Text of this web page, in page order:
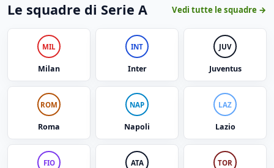
Le squadre di Serie A Vedi tutte le squadre →
MIL
Milan
INT
Inter
JUV
Juventus
ROM
Roma
NAP
Napoli
LAZ
Lazio
FIO ATA TOR